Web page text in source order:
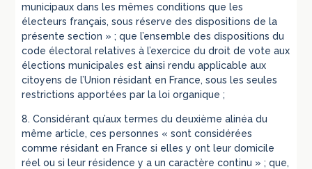
municipaux dans les mêmes conditions que les
électeurs français, sous réserve des dispositions de la
présente section » ; que l’ensemble des dispositions du
code électoral relatives à l’exercice du droit de vote aux
élections municipales est ainsi rendu applicable aux
citoyens de l’Union résidant en France, sous les seules
restrictions apportées par la loi organique ;
8. Considérant qu’aux termes du deuxième alinéa du
même article, ces personnes « sont considérées
comme résidant en France si elles y ont leur domicile
réel ou si leur résidence y a un caractère continu » ; que,